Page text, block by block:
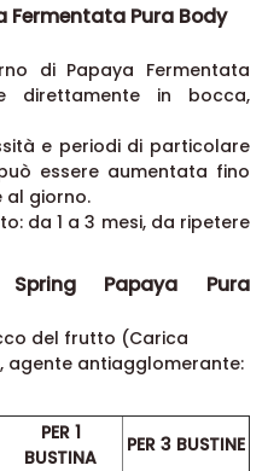
Fermentata Pura Body
di Papaya Fermentata
direttamente in bocca,
e periodi di particolare
essere aumentata fino
al giorno.
da 1 a 3 mesi, da ripetere
Papaya Pura
del frutto (Carica
agente antiagglomerante:
PER 1
BUSTINA
PER 3 BUSTINE